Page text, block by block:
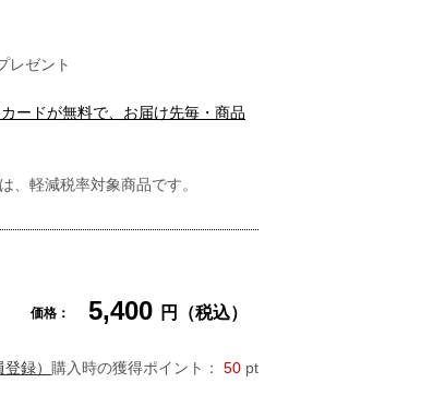
レゼント
ードが無料で、お届け先毎・商品
、軽減税率対象商品です。
価格： 5,400 円（税込）
録） 購入時の獲得ポイント： 50 pt